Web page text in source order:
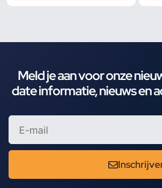
Meld je aan voor onze
date informatie, nieuws en